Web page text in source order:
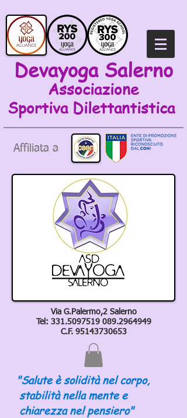
Devayoga Salerno
Associazione
Sportiva Dilettantistica
Affiliata a
Via G.Palermo,2 Salerno
Tel: 331.5097519 089.2964949
C.F. 95143730653
"Salute è solidità nel corpo,
stabilità nella mente e
chiarezza nel pensiero"